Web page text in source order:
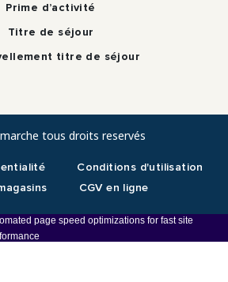
Prime d’activité
Titre de séjour
titre de séjour
tous droits reservés
Conditions d'utilisation
CGV en ligne